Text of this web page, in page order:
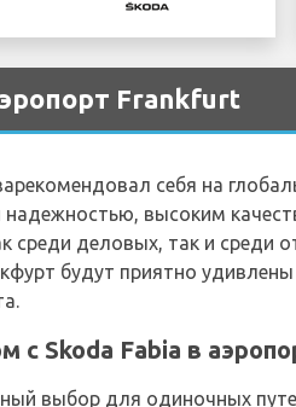
Frankfurt
себя на
надежностью, высоким
среди деловых, так и среди
будут приятно
Skoda Fabia в
выбор для одиночных